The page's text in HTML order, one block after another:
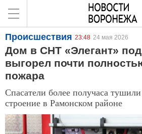
Происшествия 23:48 24 мая 2026
Дом в СНТ «Элегант»
выгорел почти
пожара
Спасатели более получаса
строение в Рамонском районе